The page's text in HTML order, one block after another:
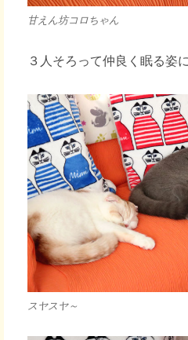
甘えん坊コロちゃん
３人そろって仲良く眠る姿
スヤスヤ～